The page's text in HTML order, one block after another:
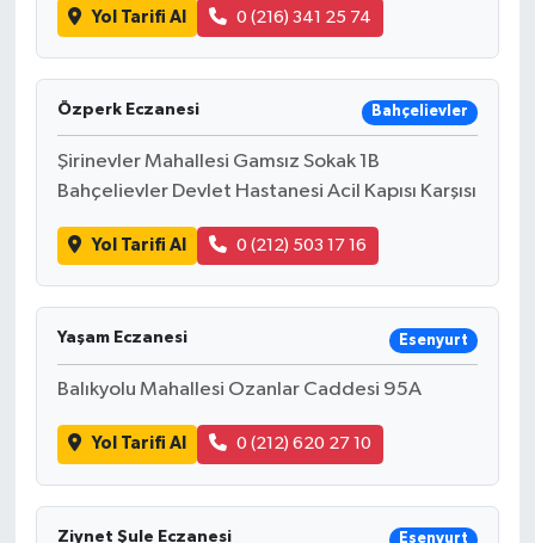
Yol Tarifi Al 0 (216) 341 25 74
Özperk Eczanesi Bahçelievler
Şirinevler Mahallesi Gamsız Sokak 1B
Bahçelievler Devlet Hastanesi Acil Kapısı Karşısı
Yol Tarifi Al 0 (212) 503 17 16
Yaşam Eczanesi Esenyurt
Balıkyolu Mahallesi Ozanlar Caddesi 95A
Yol Tarifi Al 0 (212) 620 27 10
Ziynet Şule Eczanesi Esenyurt